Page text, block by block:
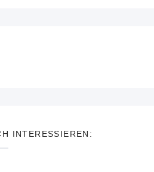
INTERESSIEREN: